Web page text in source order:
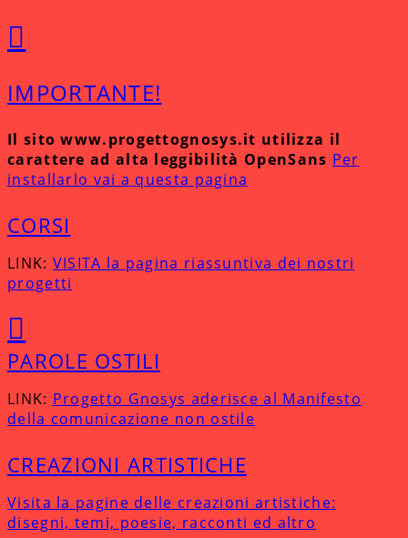
IMPORTANTE!
Il sito www.progettognosys.it utilizza il
carattere ad alta leggibilità OpenSans Per
installarlo vai a questa pagina
CORSI
LINK: VISITA la pagina riassuntiva dei nostri
progetti
PAROLE OSTILI
LINK: Progetto Gnosys aderisce al Manifesto
della comunicazione non ostile
CREAZIONI ARTISTICHE
Visita la pagine delle creazioni artistiche:
disegni, temi, poesie, racconti ed altro